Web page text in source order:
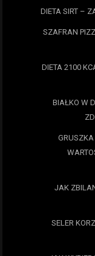
DIETA SIRT –
SZAFRAN
DIETA 2100
BIAŁKO W
JAK
SELER